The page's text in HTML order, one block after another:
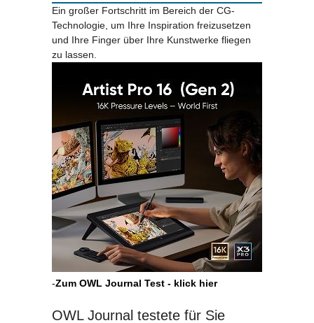
Ein großer Fortschritt im Bereich der CG-
Technologie, um Ihre Inspiration freizusetzen
und Ihre Finger über Ihre Kunstwerke fliegen
zu lassen.
-Zum OWL Journal Test - klick hier
OWL Journal testete für Sie